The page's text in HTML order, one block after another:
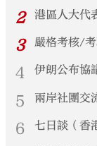
2 港區人大代
3 嚴格考核/
4 伊朗公布協
5 兩岸社團交
6 七日談（香